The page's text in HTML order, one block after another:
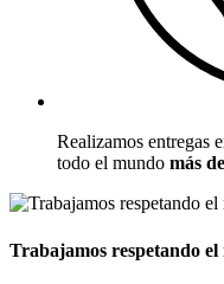
Realizamos entregas
todo el mundo más
Trabajamos respetando el